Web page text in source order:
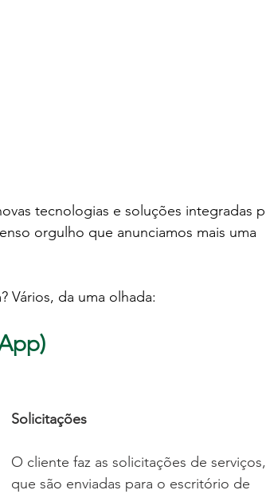
tecnologias e soluções integradas
orgulho que anunciamos mais uma
Vários, da uma olhada:
Solicitações
O cliente faz as solicitações de
que são enviadas para o escritório de